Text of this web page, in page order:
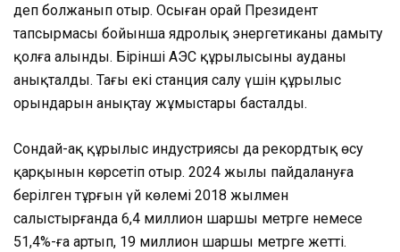
деп болжанып отыр. Осыған орай Президент
тапсырмасы бойынша ядролық энергетиканы дамыту
қолға алынды. Бірінші АЭС құрылысының ауданы
анықталды. Тағы екі станция салу үшін құрылыс
орындарын анықтау жұмыстары басталды.
Сондай-ақ құрылыс индустриясы да рекордтық өсу
қарқынын көрсетіп отыр. 2024 жылы пайдалануға
берілген тұрғын үй көлемі 2018 жылмен
салыстырғанда 6,4 миллион шаршы метрге немесе
51,4%-ға артып, 19 миллион шаршы метрге жетті.